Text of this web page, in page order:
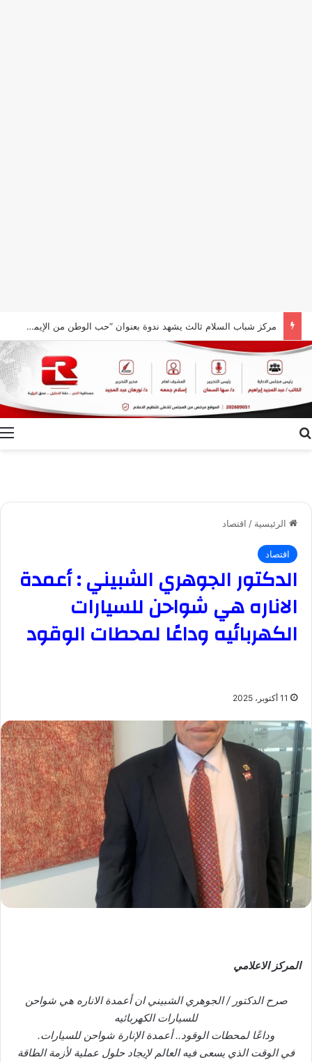
مركز شباب السلام ثالث يشهد ندوة بعنوان “حب الوطن من الإيمان ودور النشء في حفظ أمنه”
الرئيسية / اقتصاد
اقتصاد
الدكتور الجوهري الشبيني : أعمدة
الاناره هي شواحن للسيارات
الكهربائيه وداعًا لمحطات الوقود
11 أكتوبر، 2025
المركز الاعلامي
صرح الدكتور / الجوهري الشبيني ان أعمدة الاناره هي شواحن
للسيارات الكهربائيه
وداعًا لمحطات الوقود.. أعمدة الإنارة شواحن للسيارات.
في الوقت الذي يسعى فيه العالم لإيجاد حلول عملية لأزمة الطاقة